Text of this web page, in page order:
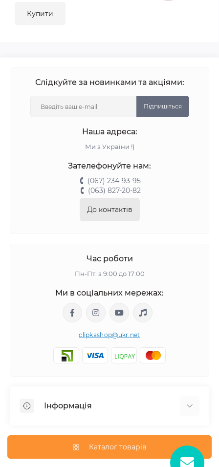
Купити
Слідкуйте за новинками та акціями:
Підпишіться
Наша адреса:
Ми з України !)
Зателефонуйте нам:
(067) 234-93-95
(063) 827-20-82
До контактів
Час роботи
Пн-Пт: з 9:00 до 17:00
Ми в соціальних мережах:
clipkashop@ukr.net
Інформація
Контакти
Каталог товарів